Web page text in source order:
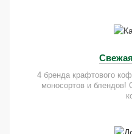
4 бренда крафтового
моносортов и